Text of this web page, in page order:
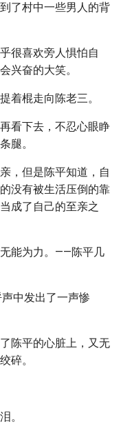
了村中一些男人的背
很喜欢旁人惧怕自
兴奋的大笑。
着棍走向陈老三。
看下去，不忍心眼睁
腿。
，但是陈平知道，自
没有被生活压倒的靠
成了自己的至亲之
能为力。——陈平几
中发出了一声惨
陈平的心脏上，又无
碎。
。